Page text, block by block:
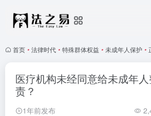
首页 • 法律时代 • 特殊群体权益 • 未成年人保护 •
医疗机构未经同意给未成年
责？
1年前发布